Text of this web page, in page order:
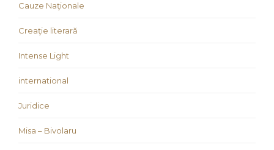
Cauze Naţionale
Creaţie literară
Intense Light
international
Juridice
Misa – Bivolaru